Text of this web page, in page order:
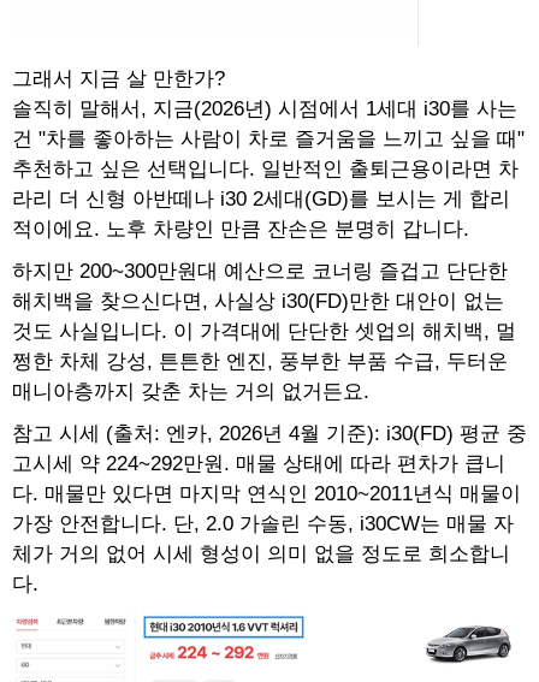
그래서 지금 살 만한가?
솔직히 말해서, 지금(2026년) 시점에서 1세대 i30를 사는
건 "차를 좋아하는 사람이 차로 즐거움을 느끼고 싶을 때"
추천하고 싶은 선택입니다. 일반적인 출퇴근용이라면 차
라리 더 신형 아반떼나 i30 2세대(GD)를 보시는 게 합리
적이에요. 노후 차량인 만큼 잔손은 분명히 갑니다.
하지만 200~300만원대 예산으로 코너링 즐겁고 단단한
해치백을 찾으신다면, 사실상 i30(FD)만한 대안이 없는
것도 사실입니다. 이 가격대에 단단한 셋업의 해치백, 멀
쩡한 차체 강성, 튼튼한 엔진, 풍부한 부품 수급, 두터운
매니아층까지 갖춘 차는 거의 없거든요.
참고 시세 (출처: 엔카, 2026년 4월 기준): i30(FD) 평균 중
고시세 약 224~292만원. 매물 상태에 따라 편차가 큽니
다. 매물만 있다면 마지막 연식인 2010~2011년식 매물이
가장 안전합니다. 단, 2.0 가솔린 수동, i30CW는 매물 자
체가 거의 없어 시세 형성이 의미 없을 정도로 희소합니
다.